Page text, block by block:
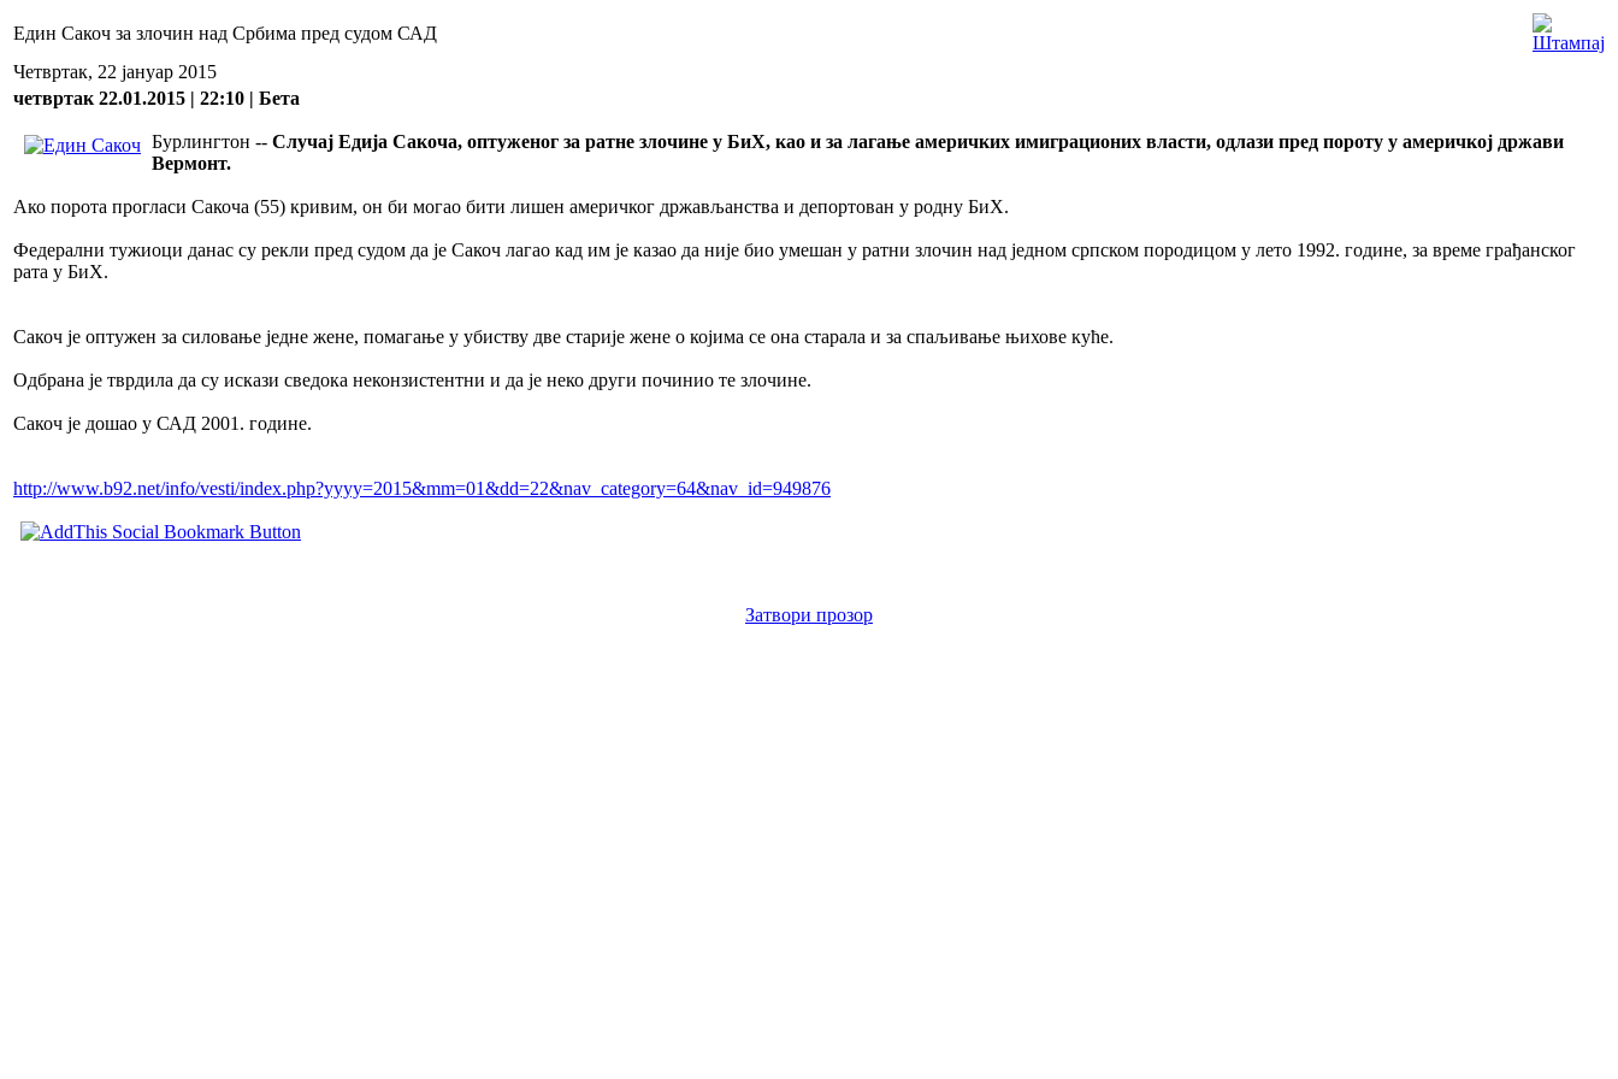
Един Сакоч за злочин над Србима пред судом САД
Четвртак, 22 јануар 2015
четвртак 22.01.2015 | 22:10 | Бета
Бурлингтон -- Случај Едија Сакоча, оптуженог за ратне злочине у БиХ, као и за лагање америчких имиграционих власти, одлази пред пороту у америчкој држави
Вермонт.
Ако порота прогласи Сакоча (55) кривим, он би могао бити лишен америчког држављанства и депортован у родну БиХ.
Федерални тужиоци данас су рекли пред судом да је Сакоч лагао кад им је казао да није био умешан у ратни злочин над једном српском породицом у лето 1992. године, за време грађанског
рата у БиХ.
Сакоч је оптужен за силовање једне жене, помагање у убиству две старије жене о којима се она старала и за спаљивање њихове куће.
Одбрана је тврдила да су искази сведока неконзистентни и да је неко други починио те злочине.
Сакоч је дошао у САД 2001. године.
http://www.b92.net/info/vesti/index.php?yyyy=2015&mm=01&dd=22&nav_category=64&nav_id=949876
Затвори прозор